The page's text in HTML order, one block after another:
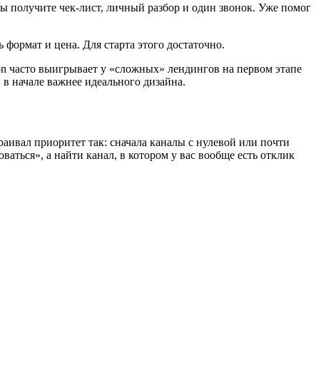
получите чек-лист, личный разбор и один звонок. Уже помог
и цена. Для старта этого достаточно.
часто выигрывает у «сложных» лендингов на первом этапе
начале важнее идеального дизайна.
приоритет так: сначала каналы с нулевой или почти
а найти канал, в котором у вас вообще есть отклик